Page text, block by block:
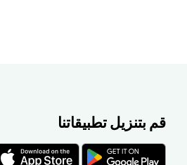
قم بتنزيل تطبيقاتنا